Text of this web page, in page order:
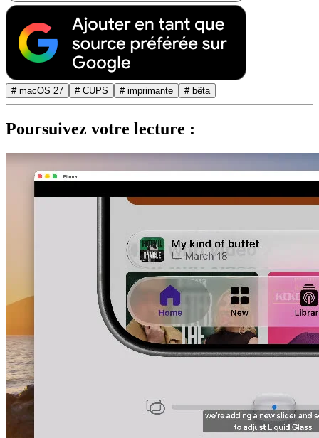
# macOS 27 # CUPS # imprimante # bêta
Poursuivez votre lecture :